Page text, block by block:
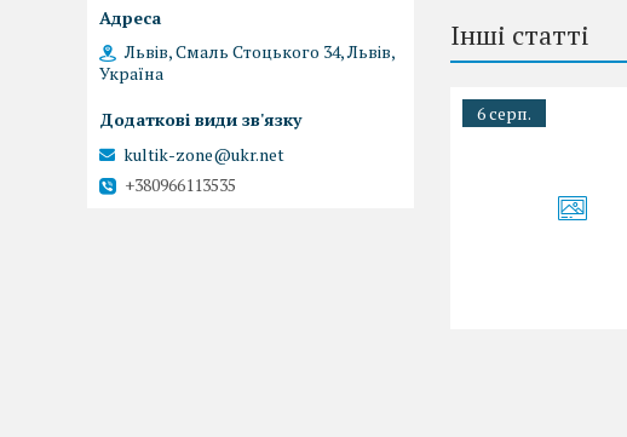
Інші статті
6 серп.
Львів, Смаль Стоцького 34, Львів,
Україна
kultik-zone@ukr.net
+380966113535